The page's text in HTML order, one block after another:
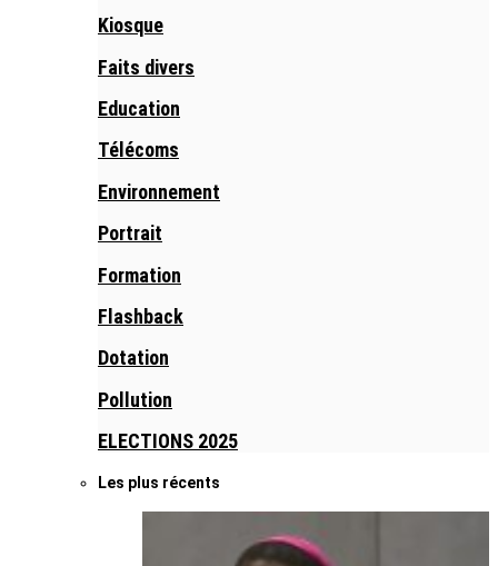
Kiosque
Faits divers
Education
Télécoms
Environnement
Portrait
Formation
Flashback
Dotation
Pollution
ELECTIONS 2025
Les plus récents